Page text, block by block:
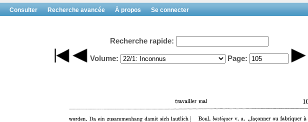
Consulter Recherche avancée À propos Se connecter
Recherche rapide:
Volume: Page: